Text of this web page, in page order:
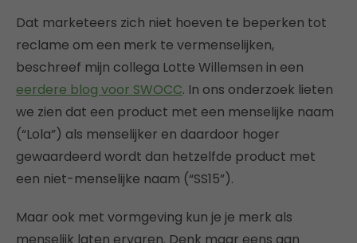
Dat marketeers zich niet hoeven te beperken tot
reclame om een merk te vermenselijken,
beschreef mijn collega Lotte Willemsen in een
eerdere blog voor SWOCC. In ons onderzoek lieten
we zien dat een product met een menselijke naam
(“Lola”) als menselijker en daardoor hoger
gewaardeerd wordt dan hetzelfde product met
een niet-menselijke naam (“SS15”).
Maar ook met vormgeving kun je je merk als